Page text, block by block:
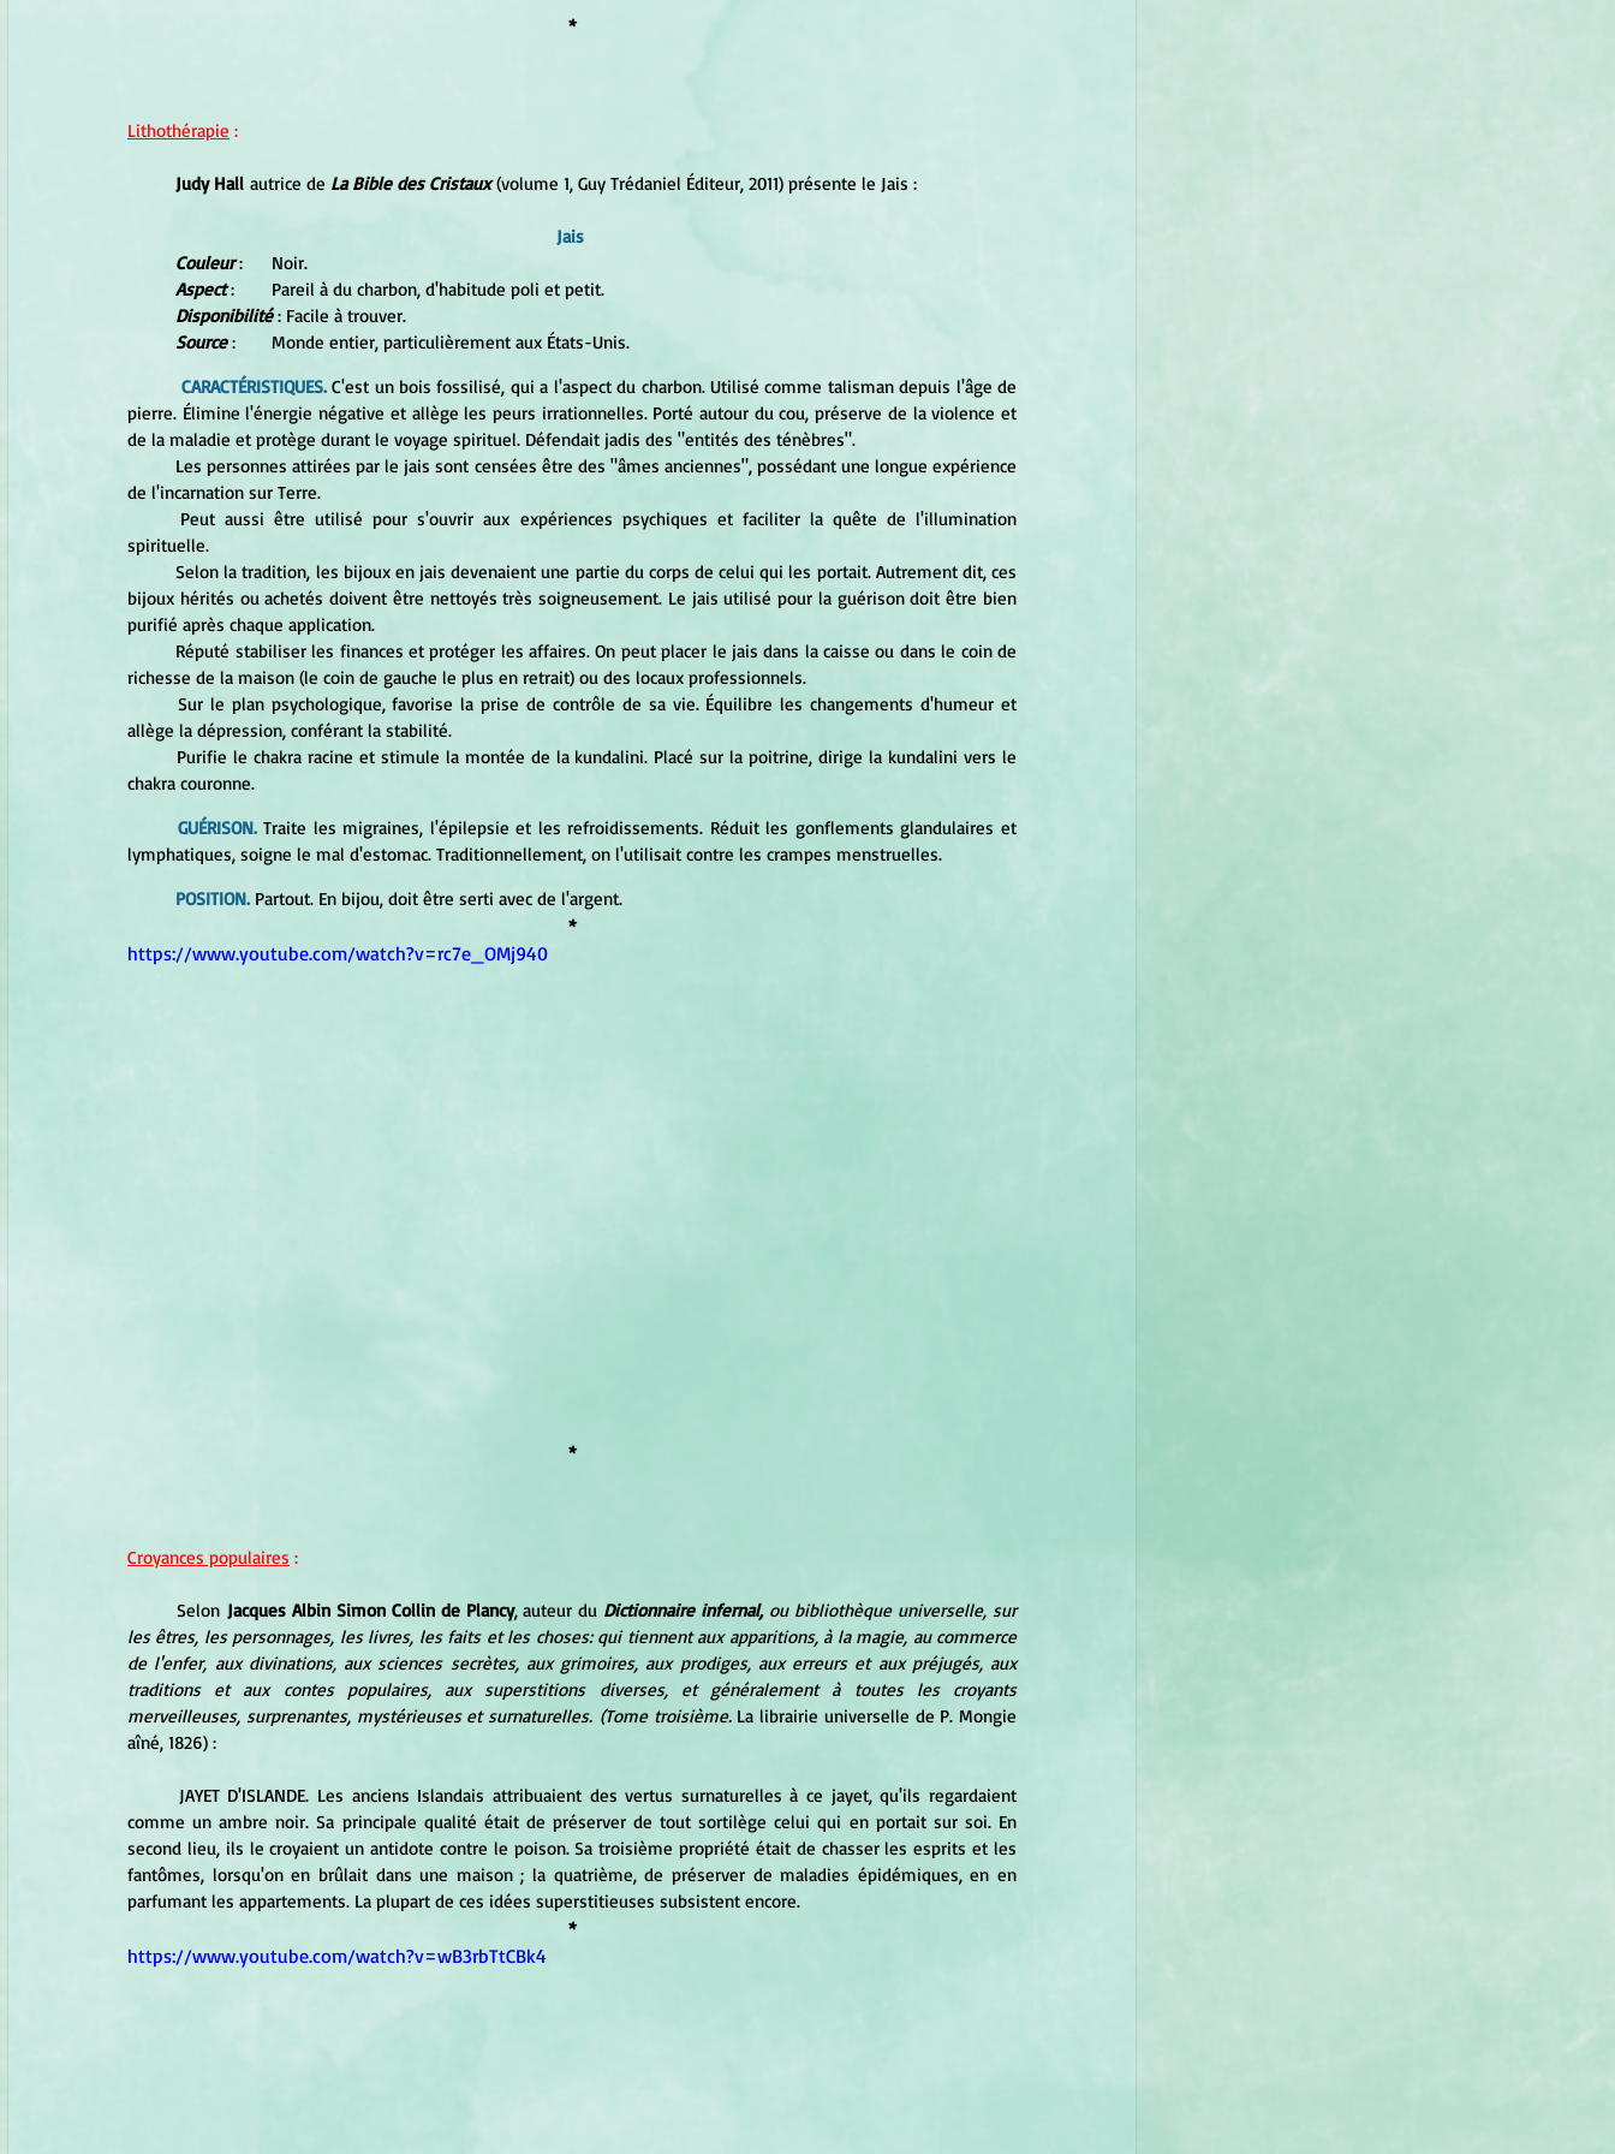
*
Lithothérapie :
Judy Hall autrice de La Bible des Cristaux (volume 1, Guy Trédaniel Éditeur, 2011) présente le Jais :
Jais
Couleur
:	Noir.
Aspect
:	Pareil à du charbon, d'habitude poli et petit.
Disponibilité : Facile à trouver.
Source
:	Monde entier, particulièrement aux États-Unis.
CARACTÉRISTIQUES. C'est un bois fossilisé, qui a l'aspect du charbon. Utilisé comme talisman depuis l'âge de
pierre. Élimine l'énergie négative et allège les peurs irrationnelles. Porté autour du cou, préserve de la violence et
de la maladie et protège durant le voyage spirituel. Défendait jadis des "entités des ténèbres".
de l'incarnation sur Terre.
spirituelle.
	Selon la tradition, les bijoux en jais devenaient une partie du corps de celui qui les portait. Autrement dit, ces
bijoux hérités ou achetés doivent être nettoyés très soigneusement. Le jais utilisé pour la guérison doit être bien
purifié après chaque application.
richesse de la maison (le coin de gauche le plus en retrait) ou des locaux professionnels.
allège la dépression, conférant la stabilité.
chakra couronne.
GUÉRISON. Traite les migraines, l'épilepsie et les refroidissements. Réduit les gonflements glandulaires et
lymphatiques, soigne le mal d'estomac. Traditionnellement, on l'utilisait contre les crampes menstruelles.
POSITION. Partout. En bijou, doit être serti avec de l'argent.
*
https://www.youtube.com/watch?v=rc7e_OMj940
*
Croyances populaires :
Selon Jacques Albin Simon Collin de Plancy, auteur du Dictionnaire infernal, ou bibliothèque universelle, sur
les êtres, les personnages, les livres, les faits et les choses: qui tiennent aux apparitions, à la magie, au commerce
de l'enfer, aux divinations, aux sciences secrètes, aux grimoires, aux prodiges, aux erreurs et aux préjugés, aux
traditions et aux contes populaires, aux superstitions diverses, et généralement à toutes les croyants
merveilleuses, surprenantes, mystérieuses et surnaturelles. (Tome troisième. La librairie universelle de P. Mongie
aîné, 1826) :
comme un ambre noir. Sa principale qualité était de préserver de tout sortilège celui qui en portait sur soi. En
second lieu, ils le croyaient un antidote contre le poison. Sa troisième propriété était de chasser les esprits et les
fantômes, lorsqu'on en brûlait dans une maison ; la quatrième, de préserver de maladies épidémiques, en en
parfumant les appartements. La plupart de ces idées superstitieuses subsistent encore.
*
https://www.youtube.com/watch?v=wB3rbTtCBk4